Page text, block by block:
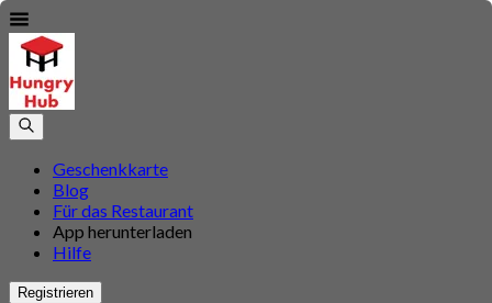
Geschenkkarte
Blog
Für das Restaurant
App herunterladen
Hilfe
Registrieren